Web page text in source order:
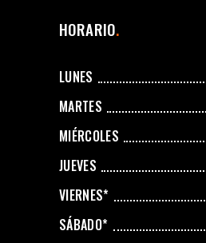
HORARIO
LUNES
MARTES
MIÉRCOLES
JUEVES
VIERNES*
SÁBADO*